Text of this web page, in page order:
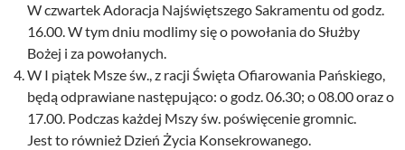
W czwartek Adoracja Najświętszego Sakramentu od godz.
16.00. W tym dniu modlimy się o powołania do Służby
Bożej i za powołanych.
W I piątek Msze św., z racji Święta Ofiarowania Pańskiego,
będą odprawiane następująco: o godz. 06.30; o 08.00 oraz o
17.00. Podczas każdej Mszy św. poświęcenie gromnic.
Jest to również Dzień Życia Konsekrowanego.